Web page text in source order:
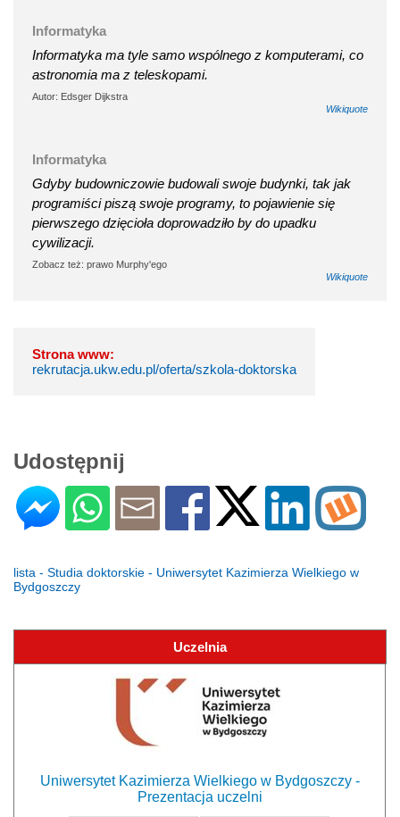
Informatyka
Informatyka ma tyle samo wspólnego z komputerami, co
astronomia ma z teleskopami.
Autor: Edsger Dijkstra
Wikiquote
Informatyka
Gdyby budowniczowie budowali swoje budynki, tak jak
programiści piszą swoje programy, to pojawienie się
pierwszego dzięcioła doprowadziło by do upadku
cywilizacji.
Zobacz też: prawo Murphy'ego
Wikiquote
Strona www:
rekrutacja.ukw.edu.pl/oferta/szkola-doktorska
Udostępnij
lista - Studia doktorskie - Uniwersytet Kazimierza Wielkiego w
Bydgoszczy
Uczelnia
Uniwersytet Kazimierza Wielkiego w Bydgoszczy -
Prezentacja uczelni